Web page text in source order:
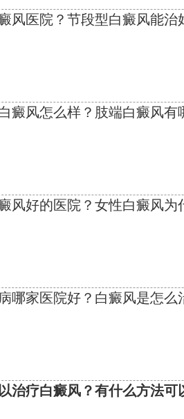
风医院？节段型白癜风能治
癜风怎么样？肢端白癜风有
风好的医院？女性白癜风为
哪家医院好？白癜风是怎么
治疗白癜风？有什么方法可